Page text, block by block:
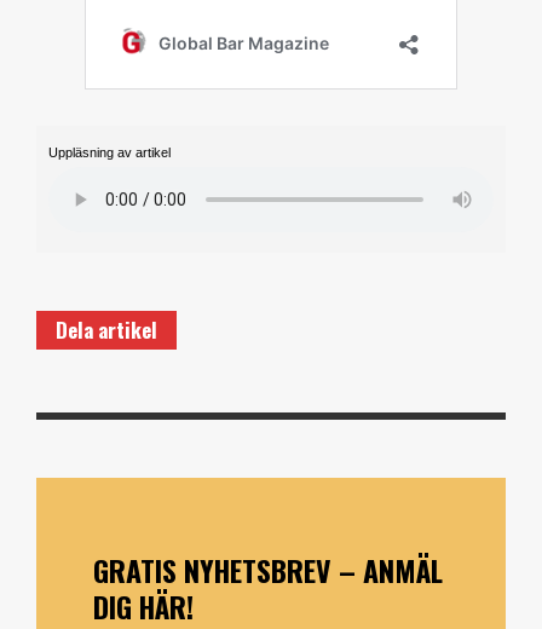
Uppläsning av artikel
Dela artikel
GRATIS NYHETSBREV – ANMÄL
DIG HÄR!